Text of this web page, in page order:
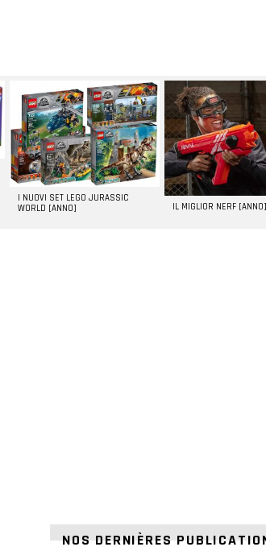
I NUOVI SET LEGO JURASSIC
WORLD [ANNO]
IL MIGLIOR NERF [ANNO]
NOS DERNIÈRES